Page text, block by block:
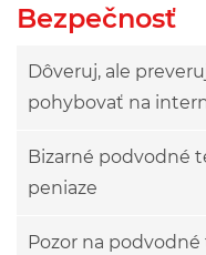
Bezpečnosť
Dôveruj, ale
pohybovať na
Bizarné podvodné
peniaze
Pozor na